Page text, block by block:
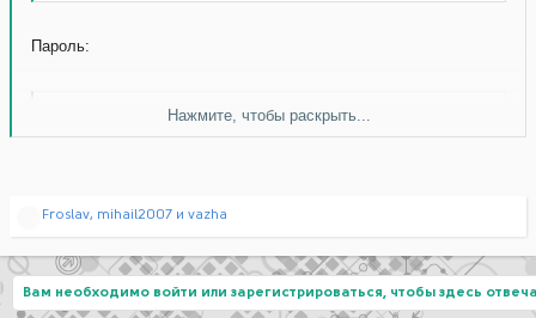
Пароль:
Скачать без ограничений
Нажмите, чтобы раскрыть...
Р
ц
и
Froslav, mihail2007 и vazha
Вам необходимо войти или зарегистрироваться, чтобы здесь